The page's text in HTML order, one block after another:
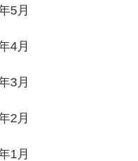
5月
4月
3月
2月
1月